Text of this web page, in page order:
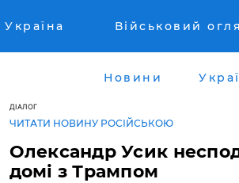
Україна Військовий
Новини
ДІАЛОГ
ЧИТАТИ НОВИНУ РОСІЙСЬКОЮ
​Олександр Усик
домі з Трампом